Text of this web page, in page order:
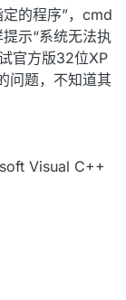
的程序”，cmd
示“系统无法执
官方版32位XP
问题，不知道其
Visual C++